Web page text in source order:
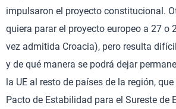
impulsaron el proyecto constitucional.
quiera parar el proyecto europeo a 27 o
vez admitida Croacia), pero resulta
y de qué manera se podrá dejar
la UE al resto de países de la región,
Pacto de Estabilidad para el Sureste de